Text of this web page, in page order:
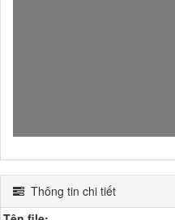
Thông tin chi tiết